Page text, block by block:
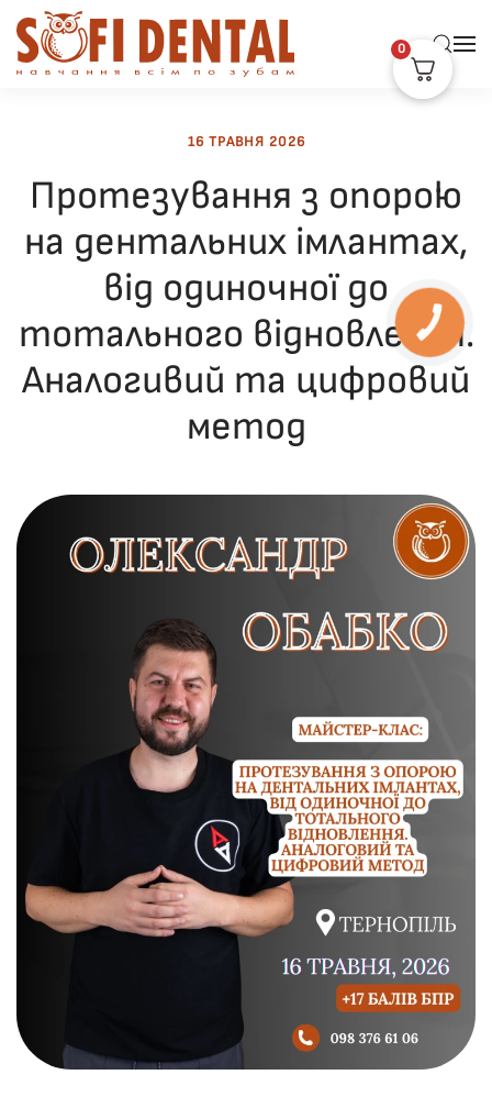
Skip to main content
16 ТРАВНЯ 2026
Протезування з опорою
на дентальних імлантах,
від одиночної до
тотального відновлення.
Аналогивий та цифровий
метод
0
КНОПКА
ЗВ'ЯЗКУ